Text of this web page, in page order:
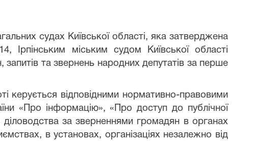
судах Київської області, яка затверджена
Ірпінським міським судом Київської області
та звернень народних депутатів за перше
керується відповідними нормативно-правовими
«Про інформацію», «Про доступ до публічної
діловодства за зверненнями громадян в органах
в установах, організаціях незалежно від